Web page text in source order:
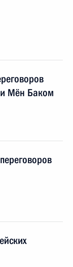
Мён Баком